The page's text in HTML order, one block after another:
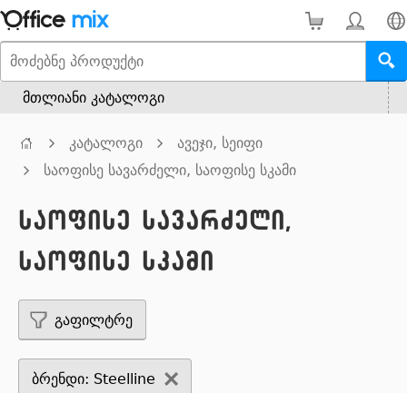
მთლიანი კატალოგი
კატალოგი
ავეჯი, სეიფი
საოფისე სავარძელი, საოფისე სკამი
საოფისე სავარძელი,
საოფისე სკამი
გაფილტრე
ბრენდი: Steelline